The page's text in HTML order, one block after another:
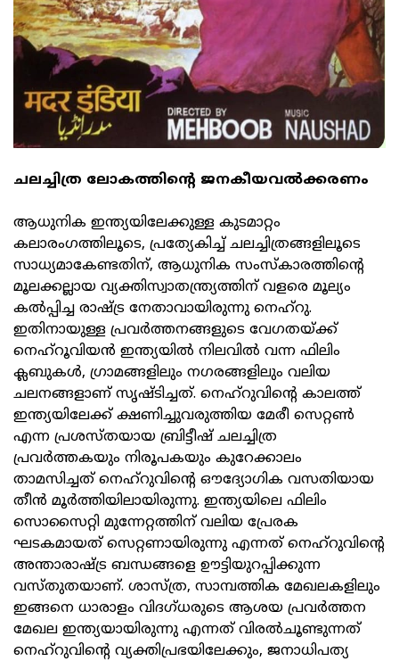
ചലച്ചിത്ര ലോകത്തിന്റെ ജനകീയവല്‍ക്കരണം
ആധുനിക ഇന്ത്യയിലേക്കുള്ള കുടമാറ്റം
കലാരംഗത്തിലൂടെ, പ്രത്യേകിച്ച് ചലച്ചിത്രങ്ങളിലൂടെ
സാധ്യമാകേണ്ടതിന്, ആധുനിക സംസ്‌കാരത്തിന്റെ
മൂലക്കല്ലായ വ്യക്തിസ്വാതന്ത്ര്യത്തിന് വളരെ മൂല്യം
കല്‍പ്പിച്ച രാഷ്ട്ര നേതാവായിരുന്നു നെഹ്റു.
ഇതിനായുള്ള പ്രവര്‍ത്തനങ്ങളുടെ വേഗതയ്ക്ക്
നെഹ്റൂവിയന്‍ ഇന്ത്യയില്‍ നിലവില്‍ വന്ന ഫിലിം
ക്ലബുകള്‍, ഗ്രാമങ്ങളിലും നഗരങ്ങളിലും വലിയ
ചലനങ്ങളാണ് സൃഷ്ടിച്ചത്. നെഹ്റുവിന്റെ കാലത്ത്
ഇന്ത്യയിലേക്ക് ക്ഷണിച്ചുവരുത്തിയ മേരീ സെറ്റണ്‍
എന്ന പ്രശസ്തയായ ബ്രിട്ടീഷ് ചലച്ചിത്ര
പ്രവര്‍ത്തകയും നിരൂപകയും കുറേക്കാലം
താമസിച്ചത് നെഹ്റുവിന്റെ ഔദ്യോഗിക വസതിയായ
തീന്‍ മൂര്‍ത്തിയിലായിരുന്നു. ഇന്ത്യയിലെ ഫിലിം
സൊസൈറ്റി മുന്നേറ്റത്തിന് വലിയ പ്രേരക
ഘടകമായത് സെറ്റണായിരുന്നു എന്നത് നെഹ്റുവിന്റെ
അന്താരാഷ്ട്ര ബന്ധങ്ങളെ ഊട്ടിയുറപ്പിക്കുന്ന
വസ്തുതയാണ്. ശാസ്ത്ര, സാമ്പത്തിക മേഖലകളിലും
ഇങ്ങനെ ധാരാളം വിദഗ്ധരുടെ ആശയ പ്രവര്‍ത്തന
മേഖല ഇന്ത്യയായിരുന്നു എന്നത് വിരല്‍ചൂണ്ടുന്നത്
നെഹ്റുവിന്റെ വ്യക്തിപ്രഭയിലേക്കും, ജനാധിപത്യ